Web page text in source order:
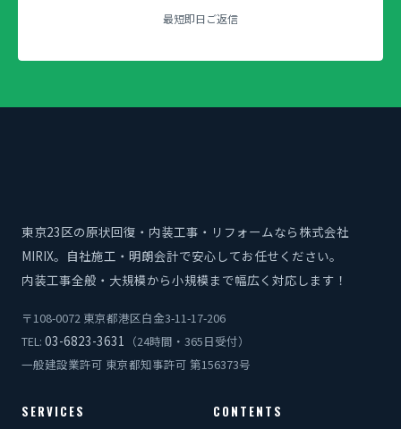
最短即日ご返信
東京23区の原状回復・内装工事・リフォームなら株式会社
MIRIX。自社施工・明朗会計で安心してお任せください。
内装工事全般・大規模から小規模まで幅広く対応します！
〒108-0072 東京都港区白金3-11-17-206
TEL: 03-6823-3631
（24時間・365日受付）
一般建設業許可 東京都知事許可 第156373号
SERVICES CONTENTS